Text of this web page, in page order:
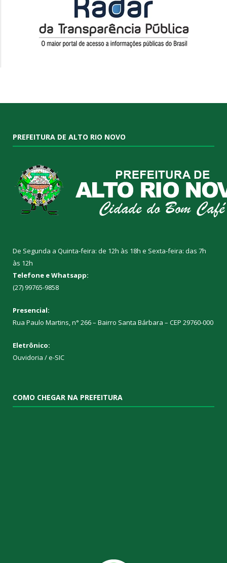
PREFEITURA DE ALTO RIO NOVO
De Segunda a Quinta-feira: de 12h às 18h e Sexta-feira: das 7h
às 12h
Telefone e Whatsapp:
(27) 99765-9858
Presencial:
Rua Paulo Martins, n° 266 – Bairro Santa Bárbara – CEP 29760-000
Eletrônico:
Ouvidoria /e-SIC
COMO CHEGAR NA PREFEITURA